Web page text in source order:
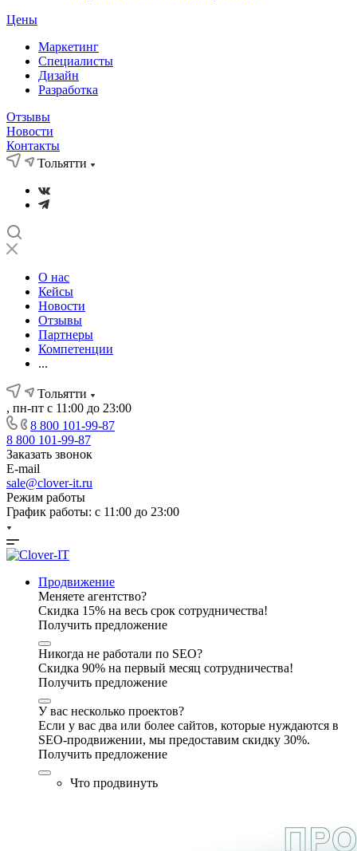
Цены
Маркетинг
Специалисты
Дизайн
Разработка
Отзывы
Новости
Контакты
Тольятти
О нас
Кейсы
Новости
Отзывы
Партнеры
Компетенции
...
Тольятти
, пн-пт с 11:00 до 23:00
8 800 101-99-87
8 800 101-99-87
Заказать звонок
E-mail
sale@clover-it.ru
Режим работы
График работы: с 11:00 до 23:00
Продвижение
Меняете агентство?
Скидка 15% на весь срок сотрудничества!
Получить предложение
Никогда не работали по SEO?
Скидка 90% на первый месяц сотрудничества!
Получить предложение
У вас несколько проектов?
Если у вас два или более сайтов, которые нуждаются в
SEO-продвижении, мы предоставим скидку 30%.
Получить предложение
Что продвинуть